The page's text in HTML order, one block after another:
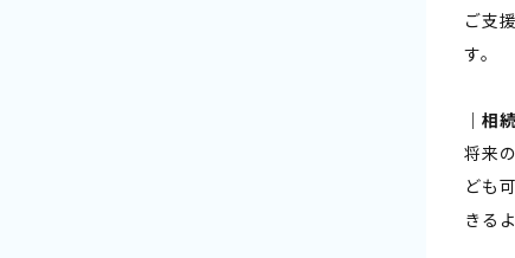
ご支
す。
｜相
将来
ども
きる